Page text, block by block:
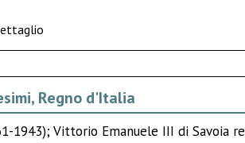
Regno d'Italia
1943); Vittorio Emanuele III di Savoia re